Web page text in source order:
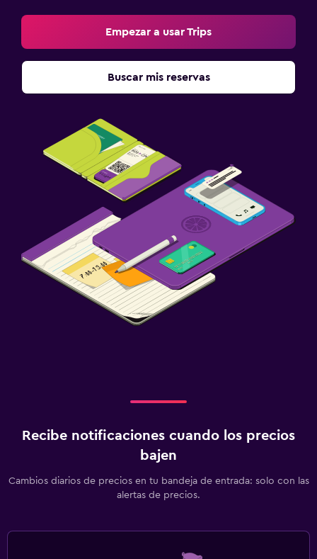
Empezar a usar Trips
Buscar mis reservas
Recibe notificaciones cuando los precios
bajen
Cambios diarios de precios en tu bandeja de entrada: solo con las
alertas de precios.